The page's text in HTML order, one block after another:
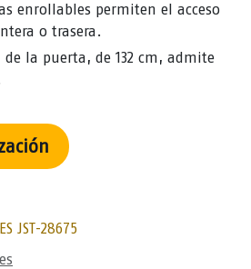
enrollables permiten el acceso
o trasera.
la puerta, de 132 cm, admite
JST-28675